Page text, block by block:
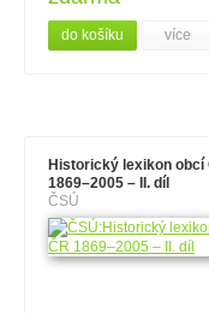
do košíku více
Historický lexikon obcí
1869–2005 – II. díl
ČSÚ